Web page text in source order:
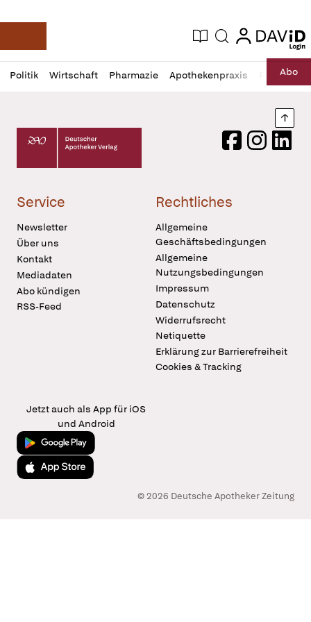
Deutsche Apotheker Zeitung
Aktuelle Ausgabe
Suche login
login
Politik Wirtschaft Pharmazie Apothekenpraxis RechtAbo
Profil
öffnen
Daz
Pur
Deutscher Apotheker Verlag Logo
FacebookInstagram
Service
Newsletter
Über uns
Kontakt
Mediadaten
Abo kündigen
RSS-Feed
Rechtliches
Allgemeine
Geschäftsbedingungen
Allgemeine
Nutzungsbedingungen
Impressum
Datenschutz
Widerrufsrecht
Netiquette
Erklärung zur Barrierefreiheit
Cookies & Tracking
Jetzt auch als App für iOS
und Android
Jetzt bei Google Play
Laden im App Store
© 2026 Deutsche Apotheker Zeitung